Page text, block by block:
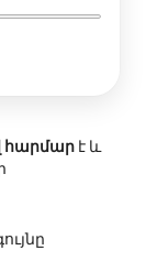
հարմար է և